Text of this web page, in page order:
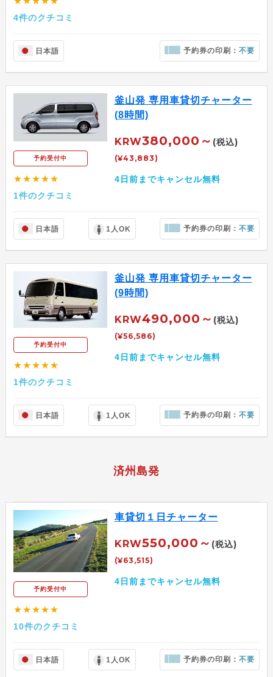
4件のクチコミ
日本語 予約券の印刷：不要
予約受付中
★★★★★
1件のクチコミ
釜山発 専用車貸切チャーター
(8時間)
KRW380,000～ (税込)
(¥43,883)
4日前までキャンセル無料
日本語 1人OK 予約券の印刷：不要
予約受付中
★★★★★
1件のクチコミ
釜山発 専用車貸切チャーター
(9時間)
KRW490,000～ (税込)
(¥56,586)
4日前までキャンセル無料
日本語 1人OK 予約券の印刷：不要
済州島発
予約受付中
★★★★★
10件のクチコミ
車貸切１日チャーター
KRW550,000～ (税込)
(¥63,515)
4日前までキャンセル無料
日本語 1人OK 予約券の印刷：不要